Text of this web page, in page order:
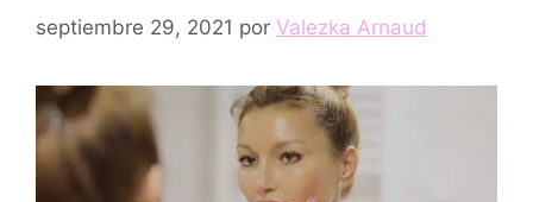
septiembre 29, 2021 por Valezka Arnaud